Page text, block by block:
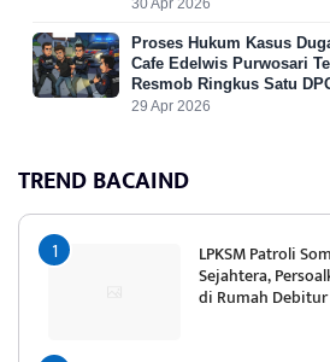
30 Apr 2026
Proses Hukum Kasus
Cafe Edelwis Purwosari
Resmob Ringkus Satu
29 Apr 2026
TREND BACAIND
LPKSM Patroli
Sejahtera,
di Rumah Debitur